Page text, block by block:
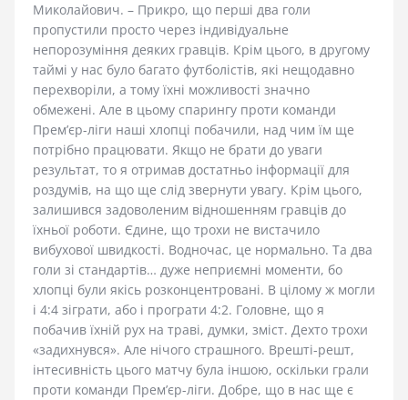
Миколайович. – Прикро, що перші два голи
пропустили просто через індивідуальне
непорозуміння деяких гравців. Крім цього, в другому
таймі у нас було багато футболістів, які нещодавно
перехворіли, а тому їхні можливості значно
обмежені. Але в цьому спарингу проти команди
Прем’єр-ліги наші хлопці побачили, над чим їм ще
потрібно працювати. Якщо не брати до уваги
результат, то я отримав достатньо інформації для
роздумів, на що ще слід звернути увагу. Крім цього,
залишився задоволеним відношенням гравців до
їхньої роботи. Єдине, що трохи не вистачило
вибухової швидкості. Водночас, це нормально. Та два
голи зі стандартів… дуже неприємні моменти, бо
хлопці були якісь розконцентровані. В цілому ж могли
і 4:4 зіграти, або і програти 4:2. Головне, що я
побачив їхній рух на траві, думки, зміст. Дехто трохи
«задихнувся». Але нічого страшного. Врешті-решт,
інтесивність цього матчу була іншою, оскільки грали
проти команди Прем’єр-ліги. Добре, що в нас ще є